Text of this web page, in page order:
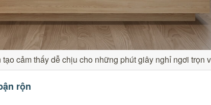
cảm thấy dễ chịu cho những phút giây nghỉ ngơi trọn
rộn